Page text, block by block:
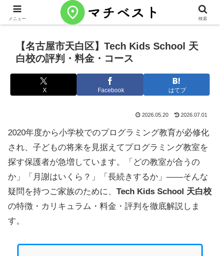
【名古屋市天白区】Tech Kids School 天
白校の評判・料金・コース
X Facebook はてブ
2026.05.20 2026.07.01
2020年度から小学校でのプログラミング教育が必修化
され、子どもの将来を見据えてプログラミング教室を
探す保護者が急増しています。「どの教室が合うの
か」「月謝はいくら？」「長続きするか」——そんな
疑問を持つご家族のために、 Tech Kids School 天白校
の特徴・カリキュラム・料金・評判を徹底解説しま
す。
メニュー 検索